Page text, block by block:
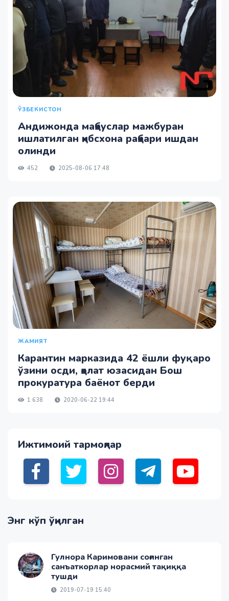
ЎЗБЕКИСТОН
Андижонда маҳбуслар мажбуран
ишлатилган ҳибсхона раҳбари ишдан
олинди
452 2025-08-06 17:48
ЖАМИЯТ
Карантин марказида 42 ёшли фуқаро
ўзини осди, ҳолат юзасидан Бош
прокуратура баёнот берди
1 638 2020-06-22 19:44
Ижтимоий тармоқлар
Энг кўп ўқилган
Гулнора Каримовани соғинган
санъаткорлар норасмий тақиққа
тушди
2019-07-19 15:40